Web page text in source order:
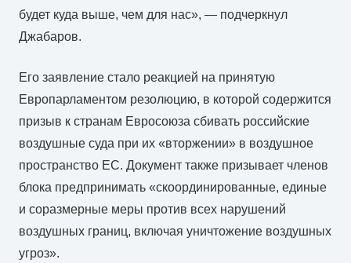
будет куда выше, чем для нас», — подчеркнул
Джабаров.
Его заявление стало реакцией на принятую
Европарламентом резолюцию, в которой содержится
призыв к странам Евросоюза сбивать российские
воздушные суда при их «вторжении» в воздушное
пространство ЕС. Документ также призывает членов
блока предпринимать «скоординированные, единые
и соразмерные меры против всех нарушений
воздушных границ, включая уничтожение воздушных
угроз».